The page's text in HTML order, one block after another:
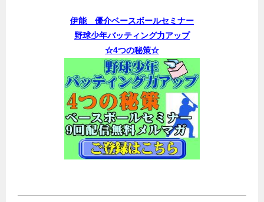
伊能 優介ベースボールセミナー
野球少年バッティング力アップ
☆4つの秘策☆